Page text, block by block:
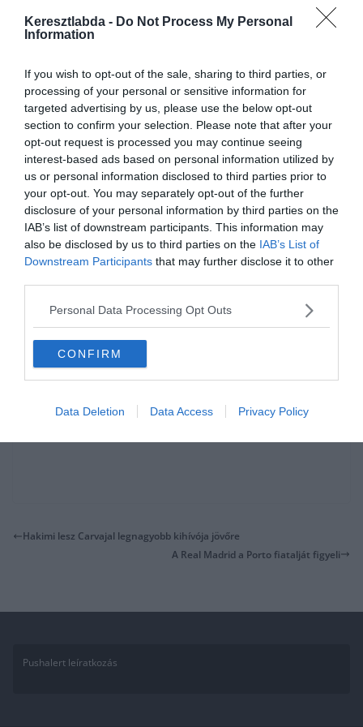
Keresztlabda - Do Not Process My Personal
Information
If you wish to opt-out of the sale, sharing to third parties, or
processing of your personal or sensitive information for
targeted advertising by us, please use the below opt-out
section to confirm your selection. Please note that after your
opt-out request is processed you may continue seeing
interest-based ads based on personal information utilized by
us or personal information disclosed to third parties prior to
your opt-out. You may separately opt-out of the further
disclosure of your personal information by third parties on the
IAB’s list of downstream participants. This information may
also be disclosed by us to third parties on the IAB’s List of
Downstream Participants that may further disclose it to other
Personal Data Processing Opt Outs
CONFIRM
Data Deletion Data Access Privacy Policy
én a Borussia Dortmund elleni Bajnokok Ligája mérkőzésen lépett
pályára.
combjában, így Németországba utazott, hogy megvizsgálják és
kiderítsék a valódi problémát.
Sensi szeretne az új évben rögtön csapata rendelkezésére állni és
már a január 5.-i, Napoli elleni meccsen játszani.
Sensi nyáron csatlakozott a Sassuolotól kölcsönbe, opcióval a
végleges megvásárlására. Az olasz válogatott játékos eddig 10
meccsen lépett pályára minden sorozatot figyelembe véve a
milánói csapatban és ezeken 3 gólt, 4 gólpasszt szerzett.
Hakimi lesz Carvajal legnagyobb kihívója jövőre
A Real Madrid a Porto fiatalját figyeli
Pushalert leíratkozás